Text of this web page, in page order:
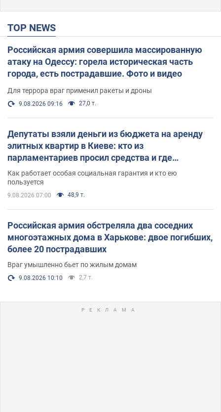
TOP NEWS
Российская армия совершила массированную
атаку на Одессу: горела историческая часть
города, есть пострадавшие. Фото и видео
Для террора враг применил ракеты и дроны
9.08.2026 09:16 27,0 т.
Депутаты взяли деньги из бюджета на аренду
элитных квартир в Киеве: кто из
парламентариев просил средства и где
поселился
Как работает особая социальная гарантия и кто ею
пользуется
9.08.2026 07:00 48,9 т.
Российская армия обстреляла два соседних
многоэтажных дома в Харькове: двое погибших,
более 20 пострадавших
Враг умышленно бьет по жилым домам
9.08.2026 10:10 2,7 т.